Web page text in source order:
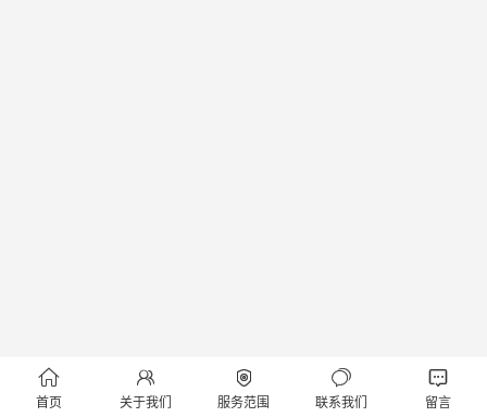

首页

关于我们

服务范围

联系我们

留言